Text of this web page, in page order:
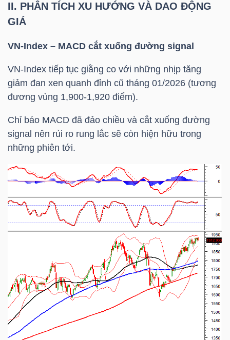
II. PHÂN TÍCH XU HƯỚNG VÀ DAO ĐỘNG
GIÁ
VN-Index – MACD cắt xuống đường signal
VN-Index tiếp tục giằng co với những nhịp tăng
giảm đan xen quanh đỉnh cũ tháng 01/2026 (tương
đương vùng 1,900-1,920 điểm).
Chỉ báo MACD đã đảo chiều và cắt xuống đường
signal nên rủi ro rung lắc sẽ còn hiện hữu trong
những phiên tới.
viết
của
giả
Báo
phân
tích
(-)
ngữ
(-)
Đào
tạo